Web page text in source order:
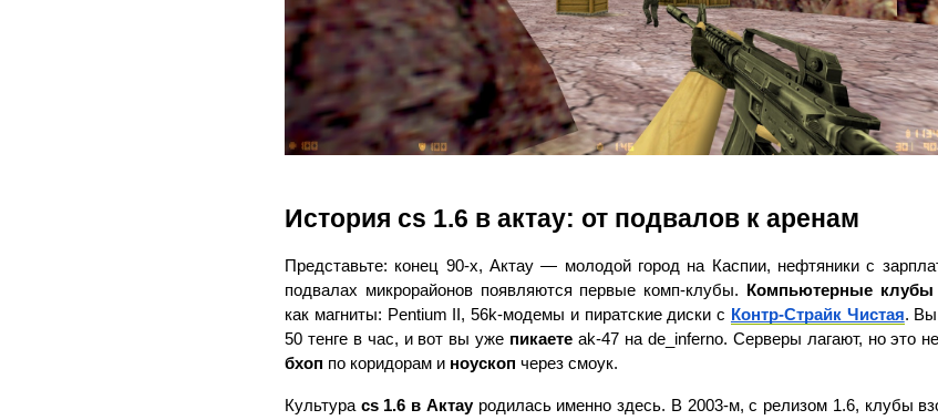
История cs 1.6 в актау: от подвалов к аренам
Представьте: конец 90-х, Актау — молодой город на Каспии, нефтяники с
подвалах микрорайонов появляются первые комп-клубы.
Компьютерные клубы
как магниты: Pentium II, 56k-модемы и пиратские диски с Контр-Страйк Чистая. Вы
50 тенге в час, и вот вы уже пикаете
бхоп по коридорам и ноускоп через смоук.
Культура cs 1.6 в Актау